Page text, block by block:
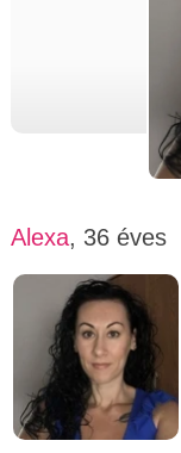
Alexa, 36 éves